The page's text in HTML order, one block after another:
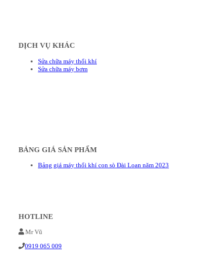
DỊCH VỤ KHÁC
Sửa chữa máy thổi khí
Sửa chữa máy bơm
BẢNG GIÁ SẢN PHẨM
Bảng giá máy thổi khí con sò Đài Loan năm 2023
HOTLINE
Mr Vũ
0919 065 009